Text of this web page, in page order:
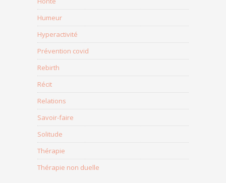
Humeur
Hyperactivité
Prévention covid
Rebirth
Récit
Relations
Savoir-faire
Solitude
Thérapie
Thérapie non duelle